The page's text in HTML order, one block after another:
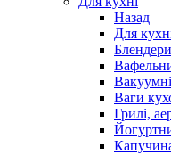
Назад
Для
Блендери
Ваги
Грилі,